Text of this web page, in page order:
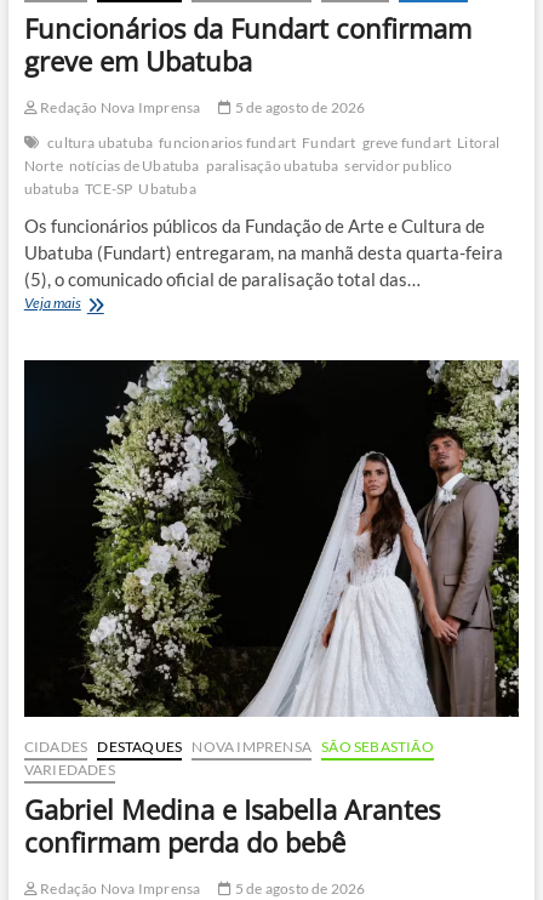
Funcionários da Fundart confirmam
greve em Ubatuba
Redação Nova Imprensa
5 de agosto de 2026
cultura ubatuba funcionarios fundart Fundart greve fundart Litoral
Norte notícias de Ubatuba paralisação ubatuba servidor publico
ubatuba TCE-SP Ubatuba
Os funcionários públicos da Fundação de Arte e Cultura de
Ubatuba (Fundart) entregaram, na manhã desta quarta-feira
(5), o comunicado oficial de paralisação total das…
Veja maisFuncionários
Ubatuba
CIDADES DESTAQUES NOVA IMPRENSA SÃO SEBASTIÃO
VARIEDADES
Gabriel Medina e Isabella Arantes
confirmam perda do bebê
Redação Nova Imprensa
5 de agosto de 2026